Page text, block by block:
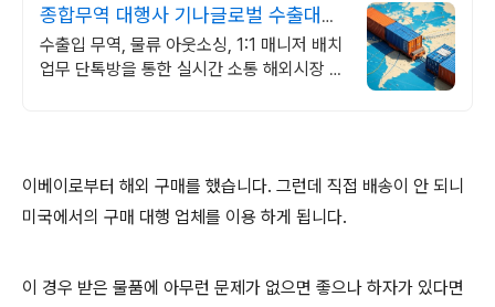
종합무역 대행사 기나글로벌 수출대행
수입대행 국제운송
수출입 무역, 물류 아웃소싱, 1:1 매니저 배치
업무 단톡방을 통한 실시간 소통 해외시장 진
이베이로부터 해외 구매를 했습니다. 그런데 직접 배송이 안 되니
미국에서의 구매 대행 업체를 이용 하게 됩니다.
이 경우 받은 물품에 아무런 문제가 없으면 좋으나 하자가 있다면